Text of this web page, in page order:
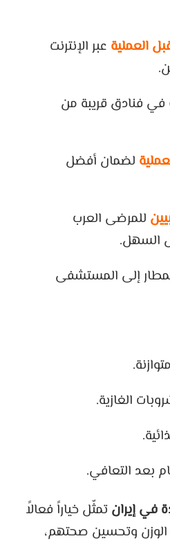
العملية عبر الإنترنت
في فنادق قريبة من
لضمان أفضل
للمرضى العرب
السهل.
إلى المستشفى
الغازية.
بعد التعافي.
في إيران تمثّل خياراً فعالاً
الوزن وتحسين صحتهم،